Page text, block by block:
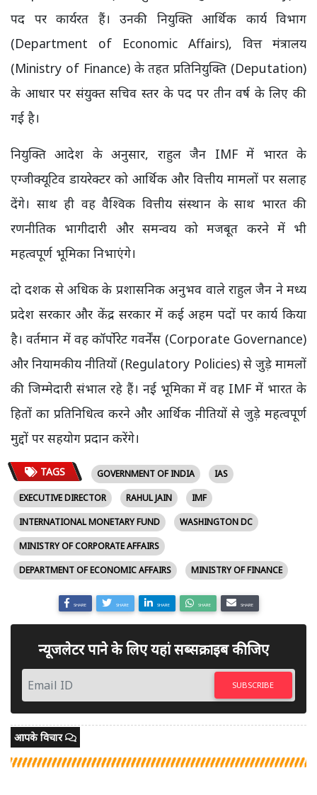
पद पर कार्यरत हैं। उनकी नियुक्ति आर्थिक कार्य विभाग
(Department of Economic Affairs), वित्त मंत्रालय
(Ministry of Finance) के तहत प्रतिनियुक्ति (Deputation)
के आधार पर संयुक्त सचिव स्तर के पद पर तीन वर्ष के लिए की
गई है।
नियुक्ति आदेश के अनुसार, राहुल जैन IMF में भारत के
एग्जीक्यूटिव डायरेक्टर को आर्थिक और वित्तीय मामलों पर सलाह
देंगे। साथ ही वह वैश्विक वित्तीय संस्थान के साथ भारत की
रणनीतिक भागीदारी और समन्वय को मजबूत करने में भी
महत्वपूर्ण भूमिका निभाएंगे।
दो दशक से अधिक के प्रशासनिक अनुभव वाले राहुल जैन ने मध्य
प्रदेश सरकार और केंद्र सरकार में कई अहम पदों पर कार्य किया
है। वर्तमान में वह कॉर्पोरेट गवर्नेंस (Corporate Governance)
और नियामकीय नीतियों (Regulatory Policies) से जुड़े मामलों
की जिम्मेदारी संभाल रहे हैं। नई भूमिका में वह IMF में भारत के
हितों का प्रतिनिधित्व करने और आर्थिक नीतियों से जुड़े महत्वपूर्ण
मुद्दों पर सहयोग प्रदान करेंगे।
TAGS GOVERNMENT OF INDIA
IAS
EXECUTIVE DIRECTOR
RAHUL JAIN
IMF
INTERNATIONAL MONETARY FUND
WASHINGTON DC
MINISTRY OF CORPORATE AFFAIRS
DEPARTMENT OF ECONOMIC AFFAIRS
MINISTRY OF FINANCE
SHARE SHARE SHARE SHARE SHARE
न्यूजलेटर पाने के लिए यहां सब्सक्राइब कीजिए
SUBSCRIBE
आपके विचार